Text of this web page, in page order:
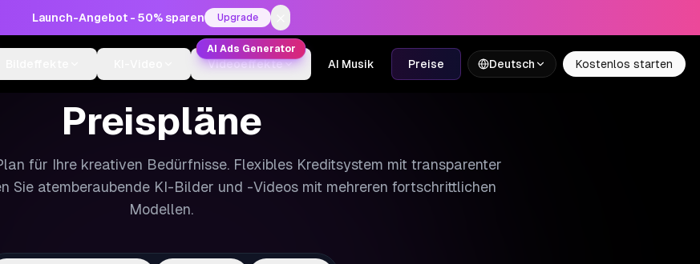
Launch-Angebot - 50% sparen Upgrade
AI Ads Generator
Videoeffekte AI Musik Preise Deutsch Kostenlos starten
Preispläne
für Ihre kreativen Bedürfnisse. Flexibles Kreditsystem mit transparenter
Sie atemberaubende KI-Bilder und -Videos mit mehreren fortschrittlichen
Modellen.